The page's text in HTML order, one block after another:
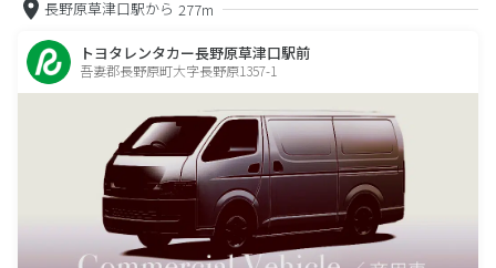
長野原草津口駅から 277m
トヨタレンタカー長野原草津口駅前
吾妻郡長野原町大字長野原1357-1